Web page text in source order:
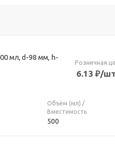
мл, d-98 мм, h-
Розничная
6.13 ₽/шт
Объём (мл) /
Вместимость
500